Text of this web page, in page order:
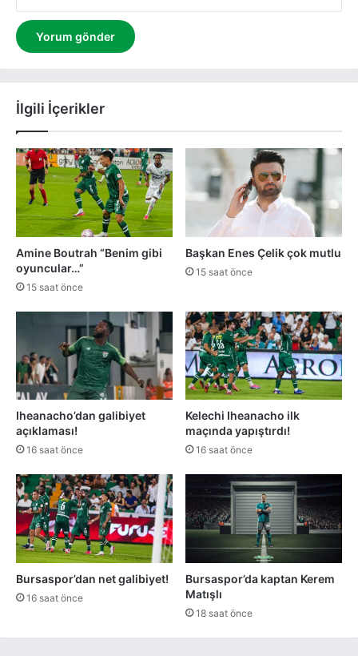
İlgili İçerikler
Amine Boutrah “Benim gibi
oyuncular…”
15 saat önce
Başkan Enes Çelik çok mutlu
15 saat önce
Iheanacho’dan galibiyet
açıklaması!
16 saat önce
Kelechi Iheanacho ilk
maçında yapıştırdı!
16 saat önce
Bursaspor’dan net galibiyet!
16 saat önce
Bursaspor’da kaptan Kerem
Matışlı
18 saat önce